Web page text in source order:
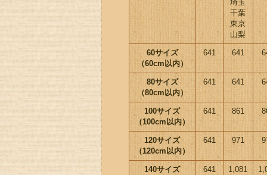
埼玉
千葉
東京
山梨
60サイズ
（60cm以内）
641 641
80サイズ
（80cm以内）
641 641
100サイズ
（100cm以内）
641 861
120サイズ
（120cm以内）
641 971
140サイズ
641 1,081